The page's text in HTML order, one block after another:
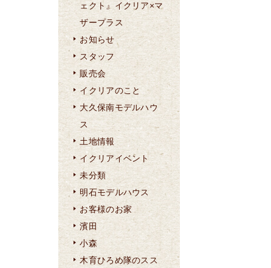
ェクト』イクリア×マ
ザープラス
お知らせ
スタッフ
販売会
イクリアのこと
大久保南モデルハウ
ス
土地情報
イクリアイベント
未分類
明石モデルハウス
お客様のお家
濱田
小森
木育ひろめ隊のスス